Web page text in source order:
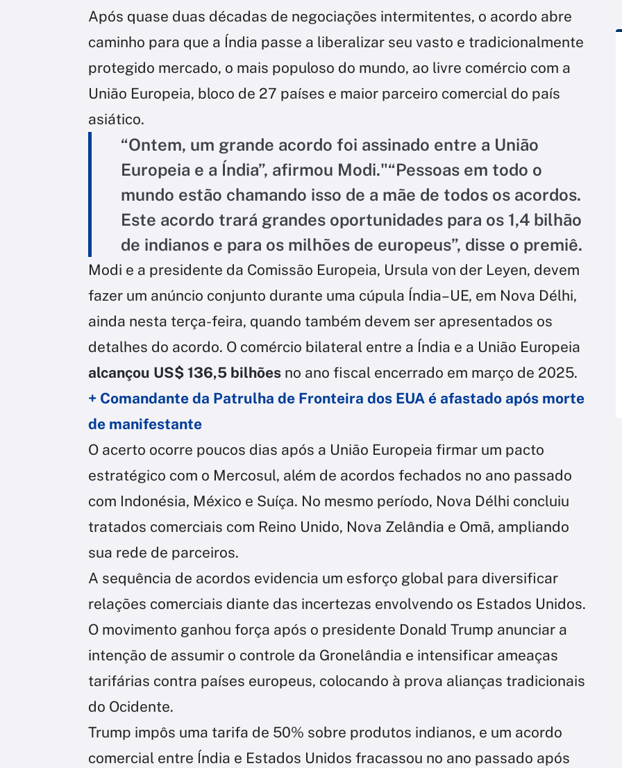
Após quase duas décadas de negociações intermitentes, o acordo abre
caminho para que a Índia passe a liberalizar seu vasto e tradicionalmente
protegido mercado, o mais populoso do mundo, ao livre comércio com a
União Europeia, bloco de 27 países e maior parceiro comercial do país
asiático.
“Ontem, um grande acordo foi assinado entre a União
Europeia e a Índia”, afirmou Modi."“Pessoas em todo o
mundo estão chamando isso de a mãe de todos os acordos.
Este acordo trará grandes oportunidades para os 1,4 bilhão
de indianos e para os milhões de europeus”, disse o premiê.
Modi e a presidente da Comissão Europeia, Ursula von der Leyen, devem
fazer um anúncio conjunto durante uma cúpula Índia–UE, em Nova Délhi,
ainda nesta terça-feira, quando também devem ser apresentados os
detalhes do acordo. O comércio bilateral entre a Índia e a União Europeia
alcançou US$ 136,5 bilhões no ano fiscal encerrado em março de 2025.
+ Comandante da Patrulha de Fronteira dos EUA é afastado após morte
de manifestante
O acerto ocorre poucos dias após a União Europeia firmar um pacto
estratégico com o Mercosul, além de acordos fechados no ano passado
com Indonésia, México e Suíça. No mesmo período, Nova Délhi concluiu
tratados comerciais com Reino Unido, Nova Zelândia e Omã, ampliando
sua rede de parceiros.
A sequência de acordos evidencia um esforço global para diversificar
relações comerciais diante das incertezas envolvendo os Estados Unidos.
O movimento ganhou força após o presidente Donald Trump anunciar a
intenção de assumir o controle da Gronelândia e intensificar ameaças
tarifárias contra países europeus, colocando à prova alianças tradicionais
do Ocidente.
Trump impôs uma tarifa de 50% sobre produtos indianos, e um acordo
comercial entre Índia e Estados Unidos fracassou no ano passado após